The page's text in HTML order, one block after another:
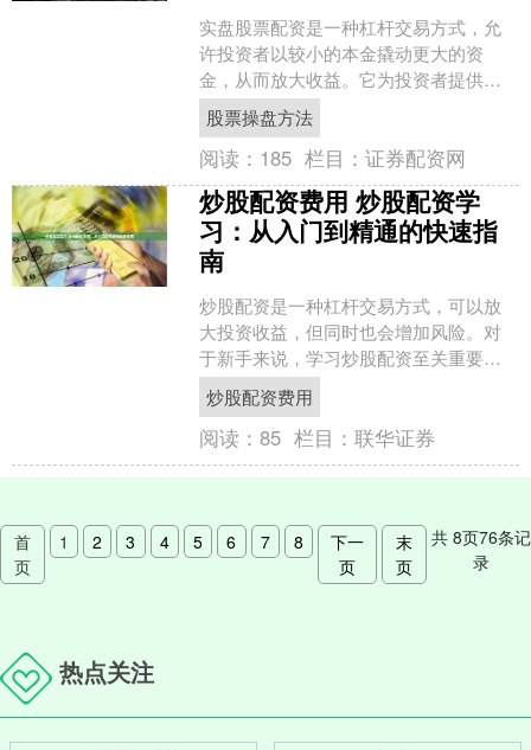
实盘股票配资是一种杠杆交易方式，允
许投资者以较小的本金撬动更大的资
金，从而放大收益。它为投资者提供了
以下优势： 1. **雪球配资**：行业龙头，
资金实力雄厚，....
股票操盘方法
阅读： 185 栏目：证券配资网
炒股配资费用 炒股配资学
习：从入门到精通的快速指
南
炒股配资是一种杠杆交易方式，可以放
大投资收益，但同时也会增加风险。对
于新手来说，学习炒股配资至关重要，
以最大限度地利用其优势并规避潜在风
险。 * **监管合规：....
炒股配资费用
阅读：85 栏目：联华证券
首
页
1 2 3 4 5 6 7 8
下一
页
末
页
共 8页76条记
录
热点关注